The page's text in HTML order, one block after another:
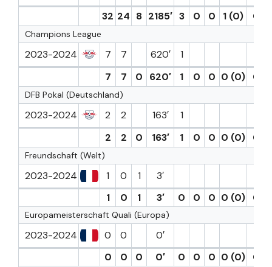
32 24 8 2185′ 3 0 0 1 (0) 0
Champions League
2023-2024 7 7 620′
1
7
7 0 620′ 1 0 0 0 (0) 0
DFB Pokal (Deutschland)
2023-2024 2 2 163′
1
2
2 0 163′ 1 0 0 0 (0) 0
Freundschaft (Welt)
2023-2024 1 0 1
3′
1
0 1 3′ 0 0 0 0 (0) 0
Europameisterschaft Quali (Europa)
2023-2024 0 0
0′
0
0 0 0′ 0 0 0 0 (0) 0